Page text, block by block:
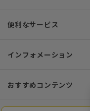
便利なサービス
インフォメーション
おすすめコンテンツ